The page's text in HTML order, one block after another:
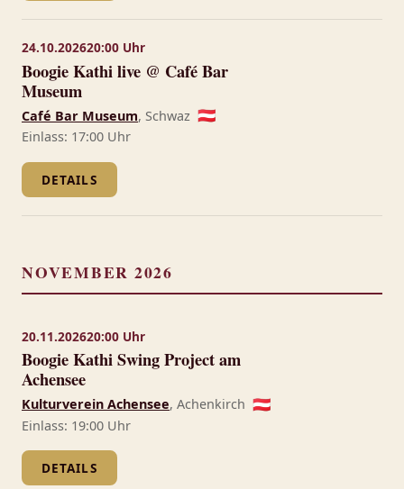
24.10.202620:00 Uhr
Boogie Kathi live @ Café Bar
Museum
Café Bar Museum, Schwaz 🇦🇹
Einlass: 17:00 Uhr
DETAILS
NOVEMBER 2026
20.11.202620:00 Uhr
Boogie Kathi Swing Project am
Achensee
Kulturverein Achensee, Achenkirch 🇦🇹
Einlass: 19:00 Uhr
DETAILS